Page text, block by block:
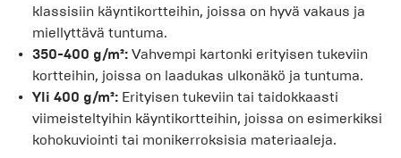
klassisiin käyntikortteihin, joissa on hyvä vakaus ja
miellyttävä tuntuma.
350-400 g/m²: Vahvempi kartonki erityisen tukeviin
kortteihin, joissa on laadukas ulkonäkö ja tuntuma.
Yli 400 g/m²: Erityisen tukeviin tai taidokkaasti
viimeisteltyihin käyntikortteihin, joissa on esimerkiksi
kohokuviointi tai monikerroksisia materiaaleja.